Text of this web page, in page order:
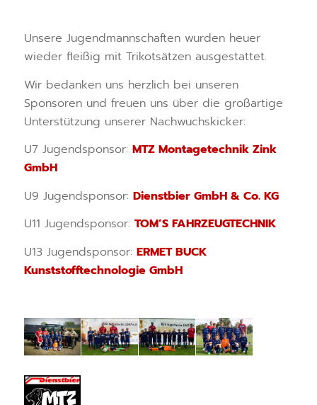
Unsere Jugendmannschaften wurden heuer
wieder fleißig mit Trikotsätzen ausgestattet.
Wir bedanken uns herzlich bei unseren
Sponsoren und freuen uns über die großartige
Unterstützung unserer Nachwuchskicker:
U7 Jugendsponsor: MTZ Montagetechnik Zink
GmbH
U9 Jugendsponsor: Dienstbier GmbH & Co. KG
U11 Jugendsponsor: TOM’S FAHRZEUGTECHNIK
U13 Jugendsponsor: ERMET BUCK
Kunststofftechnologie GmbH